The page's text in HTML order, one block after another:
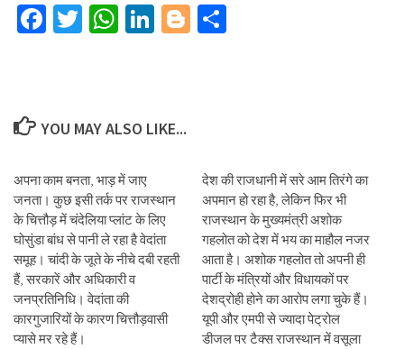
Facebook
TwitterWhatsApp
LinkedIn
Blogger
YOU MAY ALSO LIKE...
अपना काम बनता, भाड़ में जाए
जनता। कुछ इसी तर्क पर राजस्थान
के चित्तौड़ में चंदेलिया प्लांट के लिए
घोसुंडा बांध से पानी ले रहा है वेदांता
समूह। चांदी के जूते के नीचे दबी रहती
हैं, सरकारें और अधिकारी व
जनप्रतिनिधि। वेदांता की
कारगुजारियों के कारण चित्तौड़वासी
प्यासे मर रहे हैं।
देश की राजधानी में सरे आम तिरंगे का
अपमान हो रहा है, लेकिन फिर भी
राजस्थान के मुख्यमंत्री अशोक
गहलोत को देश में भय का माहौल नजर
आता है। अशोक गहलोत तो अपनी ही
पार्टी के मंत्रियों और विधायकों पर
देशद्रोही होने का आरोप लगा चुके हैं।
यूपी और एमपी से ज्यादा पेट्रोल
डीजल पर टैक्स राजस्थान में वसूला